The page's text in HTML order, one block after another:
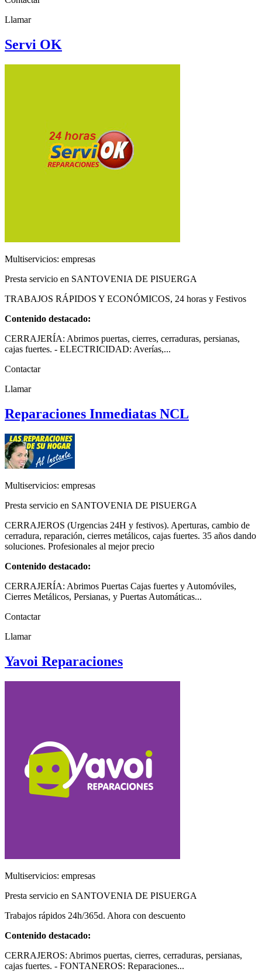
Llamar
Servi OK
Multiservicios: empresas
Presta servicio en SANTOVENIA DE PISUERGA
TRABAJOS RÁPIDOS Y ECONÓMICOS, 24 horas y Festivos
Contenido destacado:
CERRAJERÍA: Abrimos puertas, cierres, cerraduras, persianas,
cajas fuertes. - ELECTRICIDAD: Averías,...
Contactar
Llamar
Reparaciones Inmediatas NCL
Multiservicios: empresas
Presta servicio en SANTOVENIA DE PISUERGA
CERRAJEROS (Urgencias 24H y festivos). Aperturas, cambio de
cerradura, reparación, cierres metálicos, cajas fuertes. 35 años dando
soluciones. Profesionales al mejor precio
Contenido destacado:
CERRAJERÍA: Abrimos Puertas Cajas fuertes y Automóviles,
Cierres Metálicos, Persianas, y Puertas Automáticas...
Contactar
Llamar
Yavoi Reparaciones
Multiservicios: empresas
Presta servicio en SANTOVENIA DE PISUERGA
Trabajos rápidos 24h/365d. Ahora con descuento
Contenido destacado:
CERRAJEROS: Abrimos puertas, cierres, cerraduras, persianas,
cajas fuertes. - FONTANEROS: Reparaciones...